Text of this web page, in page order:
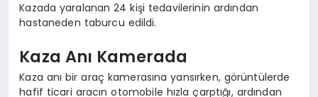
Kazada yaralanan 24 kişi tedavilerinin ardından
hastaneden taburcu edildi.
Kaza Anı Kamerada
Kaza anı bir araç kamerasına yansırken, görüntülerde
hafif ticari aracın otomobile hızla çarptığı, ardından